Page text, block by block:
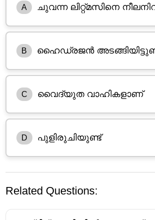
A ചുവന്ന ലിറ്റ്മസിനെ
B ഹൈഡ്രജൻ
C വൈദ്യുത വാഹികളാണ്
D പുളിരുചിയുണ്ട്
Related Questions: